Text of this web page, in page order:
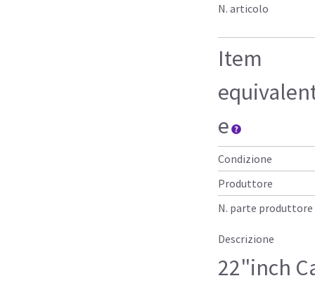
N. articolo
Item
e
Condizione
Produttore
N. parte produttore
Descrizione
22"inch